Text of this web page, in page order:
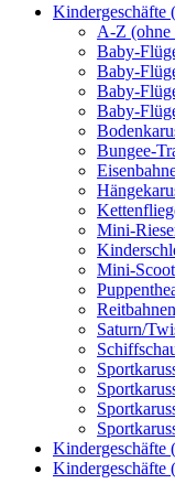
Kindergeschäfte
A-Z (ohne
Baby-
Baby-
Baby-
Baby-
Bungee-
Mini-
Mini-
Reitbahnen
Saturn/
Kindergeschäfte
Kindergeschäfte